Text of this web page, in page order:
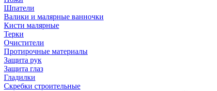
Шпатели
Валики и малярные ванночки
Кисти малярные
Терки
Очистители
Протирочные материалы
Защита рук
Защита глаз
Гладилки
Скребки строительные